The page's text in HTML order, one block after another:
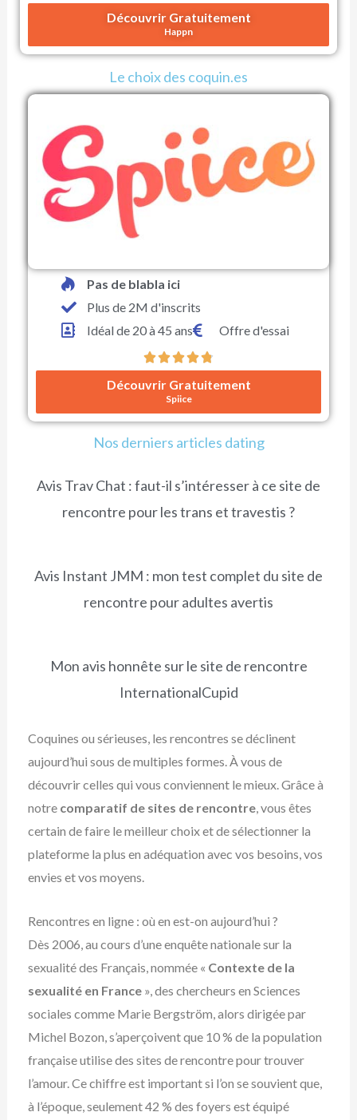
o
t
3
u
Découvrir Gratuitement
Happn
Le choix des coquin.es
Pas de blabla ici
Plus de 2M d'inscrits
Idéal de 20 à 45 ans
Offre d'essai

N
o
t
é
.
8
r
5
Découvrir Gratuitement
Spiice
Nos derniers articles dating
Avis Trav Chat : faut-il s’intéresser à ce site de
rencontre pour les trans et travestis ?
Avis Instant JMM : mon test complet du site de
rencontre pour adultes avertis
Mon avis honnête sur le site de rencontre
InternationalCupid
Coquines ou sérieuses, les rencontres se déclinent
aujourd’hui sous de multiples formes. À vous de
découvrir celles qui vous conviennent le mieux. Grâce à
notre comparatif de sites de rencontre, vous êtes
certain de faire le meilleur choix et de sélectionner la
plateforme la plus en adéquation avec vos besoins, vos
envies et vos moyens.
Rencontres en ligne : où en est-on aujourd’hui ?
Dès 2006, au cours d’une enquête nationale sur la
sexualité des Français, nommée « Contexte de la
sexualité en France», des chercheurs en Sciences
sociales comme Marie Bergström, alors dirigée par
Michel Bozon, s’aperçoivent que 10 % de la population
française utilise des sites de rencontre pour trouver
l’amour. Ce chiffre est important si l’on se souvient que,
à l’époque, seulement 42 % des foyers est équipé